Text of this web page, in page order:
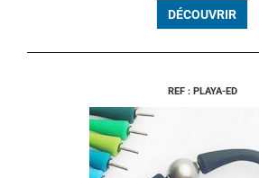
DÉCOUVRIR
REF : PLAYA-ED